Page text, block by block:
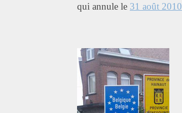
qui annule le 31 août 2010